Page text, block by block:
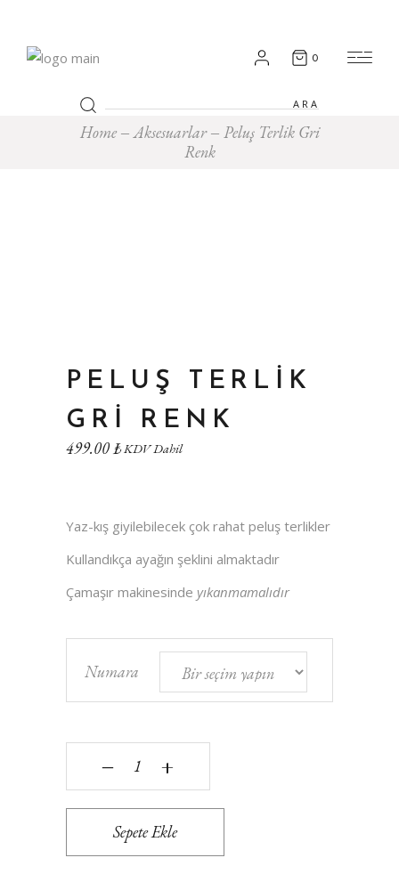
0
Search
for:
Home Aksesuarlar
Peluş Terlik Gri
Renk
PELUŞ TERLIK
GRI RENK
499.00₺KDV Dahil
Yaz-kış giyilebilecek çok rahat peluş terlikler
Kullandıkça ayağın şeklini almaktadır
Çamaşır makinesinde yıkanmamalıdır
Numara
Peluş Terlik Gri Renk quantity
‒ +
Sepete Ekle